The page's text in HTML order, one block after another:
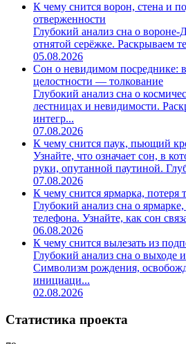
К чему снится ворон, стена и
отверженности
Глубокий анализ сна о вороне-
отнятой серёжке. Раскрываем
05.08.2026
Сон о невидимом посреднике:
целостности — толкование
Глубокий анализ сна о
лестницах и невидимости.
интегр...
07.08.2026
К чему снится паук, пьющий
Узнайте, что означает сон, в
руки, опутанной паутиной.
07.08.2026
К чему снится ярмарка, потеря
Глубокий анализ сна о
телефона. Узнайте, как сон
06.08.2026
К чему снится вылезать из
Глубокий анализ сна о выходе
Символизм рождения,
инициаци...
02.08.2026
Статистика проекта